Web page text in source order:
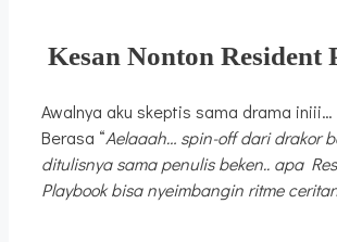
Kesan Nonton Resident
Awalnya aku skeptis sama drama iniii…
Berasa “Aelaaah… spin-off dari drakor
ditulisnya sama penulis beken.. apa
Playbook bisa nyeimbangin ritme